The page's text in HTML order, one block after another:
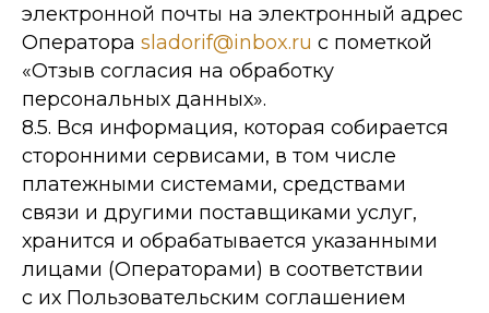
электронной почты на электронный адрес
Оператора sladorif@inbox.ru с пометкой
«Отзыв согласия на обработку
персональных данных».
8.5. Вся информация, которая собирается
сторонними сервисами, в том числе
платежными системами, средствами
связи и другими поставщиками услуг,
хранится и обрабатывается указанными
лицами (Операторами) в соответствии
с их Пользовательским соглашением